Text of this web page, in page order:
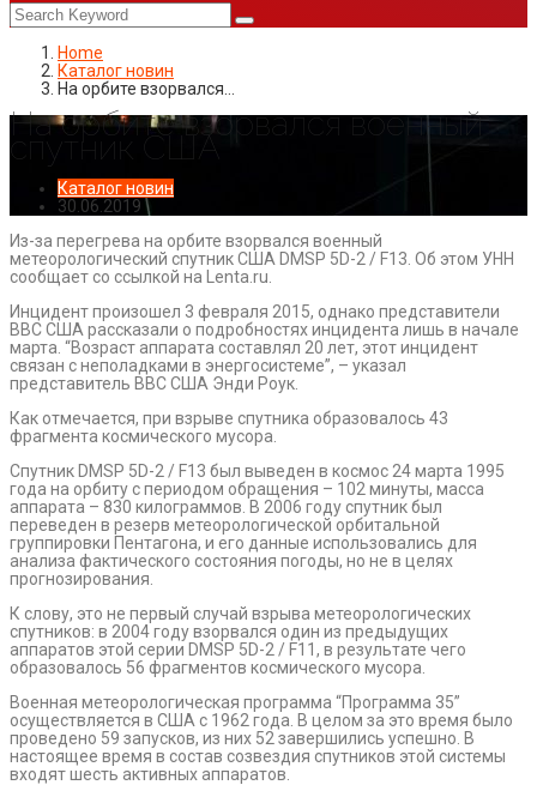
Home
Каталог новин
На орбите взорвался…
На орбите взорвался военный
спутник США
Каталог новин
30.06.2019
Из-за перегрева на орбите взорвался военный
метеорологический спутник США DMSP 5D-2 / F13. Об этом УНН
сообщает со ссылкой на Lenta.ru.
Инцидент произошел 3 февраля 2015, однако представители
ВВС США рассказали о подробностях инцидента лишь в начале
марта. “Возраст аппарата составлял 20 лет, этот инцидент
связан с неполадками в энергосистеме”, – указал
представитель ВВС США Энди Роук.
Как отмечается, при взрыве спутника образовалось 43
фрагмента космического мусора.
Спутник DMSP 5D-2 / F13 был выведен в космос 24 марта 1995
года на орбиту с периодом обращения – 102 минуты, масса
аппарата – 830 килограммов. В 2006 году спутник был
переведен в резерв метеорологической орбитальной
группировки Пентагона, и его данные использовались для
анализа фактического состояния погоды, но не в целях
прогнозирования.
К слову, это не первый случай взрыва метеорологических
спутников: в 2004 году взорвался один из предыдущих
аппаратов этой серии DMSP 5D-2 / F11, в результате чего
образовалось 56 фрагментов космического мусора.
Военная метеорологическая программа “Программа 35”
осуществляется в США с 1962 года. В целом за это время было
проведено 59 запусков, из них 52 завершились успешно. В
настоящее время в состав созвездия спутников этой системы
входят шесть активных аппаратов.